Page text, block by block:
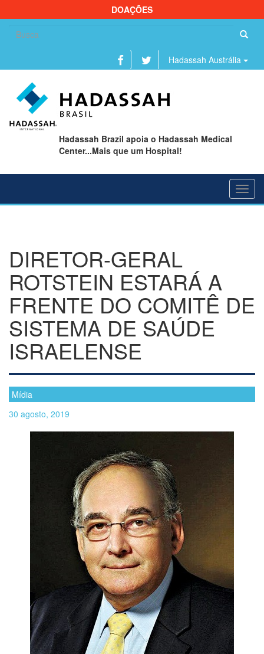
DOAÇÕES
Hadassah Austrália
Hadassah Brazil apoia o Hadassah Medical
Center...Mais que um Hospital!
DIRETOR-GERAL
ROTSTEIN ESTARÁ A
FRENTE DO COMITÊ DE
SISTEMA DE SAÚDE
ISRAELENSE
Mídia
30 agosto, 2019